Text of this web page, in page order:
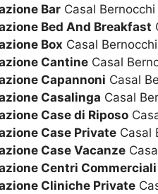
Bar Casal Bernocchi
Bed And Breakfast
Box Casal Bernocchi
Cantine Casal
Capannoni Casal
Casalinga Casal
Case di Riposo
Case Private Casal
Case Vacanze
Centri Commerciali
Cliniche Private